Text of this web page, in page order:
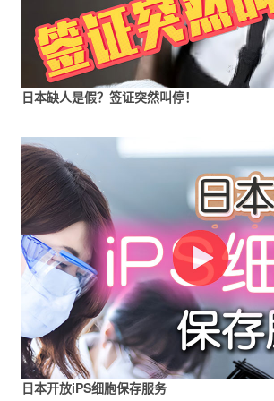
日本缺人是假？签证突然叫停！
日本开放iPS细胞保存服务